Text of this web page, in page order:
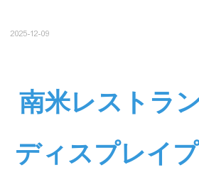
2025-12-09
南米レストラ
ディスプレイ